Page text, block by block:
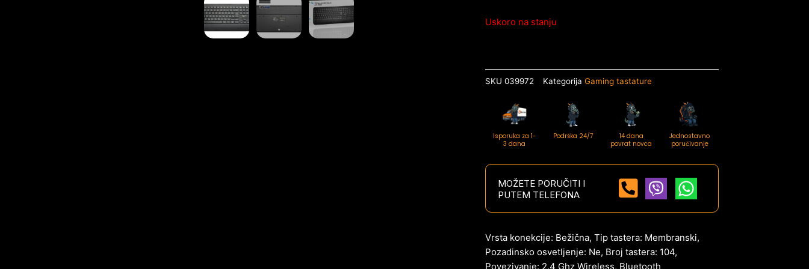
Uskoro na stanju
SKU039972 Kategorija Gaming tastature
Isporuka za 1-
3 dana
Podrška 24/7
14 dana
povrat novca
Jednostavno
poručivanje
MOŽETE PORUČITI I
PUTEM TELEFONA
Vrsta konekcije: Bežična, Tip tastera: Membranski,
Pozadinsko osvetljenje: Ne, Broj tastera: 104,
Povezivanje: 2.4 Ghz Wireless, Bluetooth